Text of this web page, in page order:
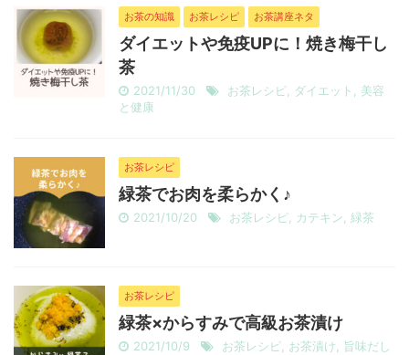
お茶の知識 お茶レシピ お茶講座ネタ
ダイエットや免疫UPに！焼き梅干し
茶
2021/11/30 お茶レシピ ダイエット
美容
と健康
お茶レシピ
緑茶でお肉を柔らかく♪
2021/10/20 お茶レシピ カテキン 緑茶
お茶レシピ
緑茶×からすみで高級お茶漬け
2021/10/9 お茶レシピ お茶漬け 旨味だし